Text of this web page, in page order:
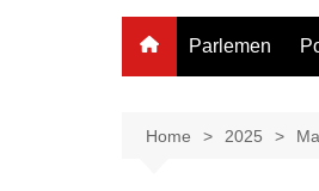
Parlemen
Home 2025